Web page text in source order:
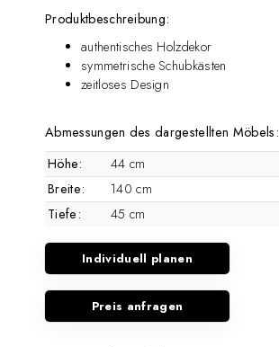
Produktbeschreibung:
authentisches Holzdekor
symmetrische Schubkästen
zeitloses Design
Abmessungen des dargestellten Möbels:
Höhe:
44 cm
Breite:
140 cm
Tiefe:
45 cm
Individuell planen
Preis anfragen